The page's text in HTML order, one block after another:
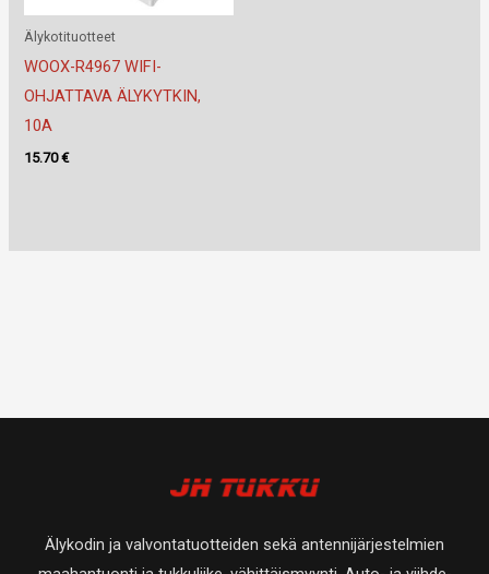
Älykotituotteet
WOOX-R4967 WIFI-
OHJATTAVA ÄLYKYTKIN,
10A
15.70€
Älykodin ja valvontatuotteiden sekä antennijärjestelmien